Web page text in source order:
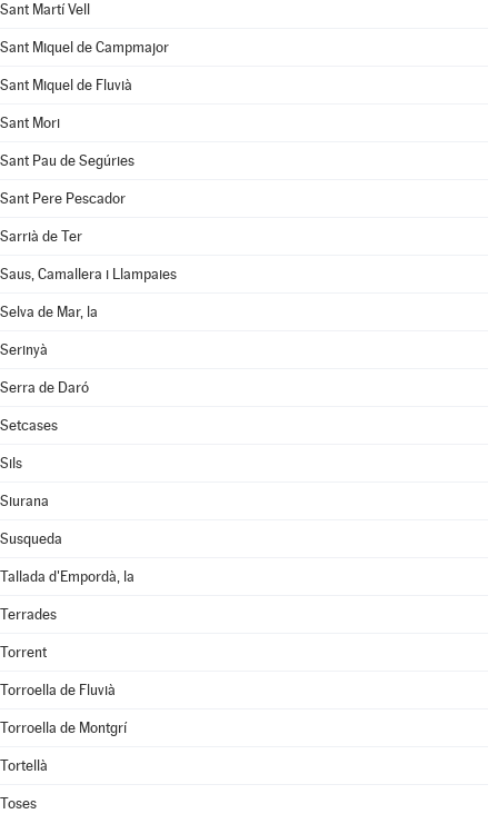
Sant Martí Vell
Sant Miquel de Campmajor
Sant Miquel de Fluvià
Sant Mori
Sant Pau de Segúries
Sant Pere Pescador
Sarrià de Ter
Saus, Camallera i Llampaies
Selva de Mar, la
Serinyà
Serra de Daró
Setcases
Sils
Siurana
Susqueda
Tallada d'Empordà, la
Terrades
Torrent
Torroella de Fluvià
Torroella de Montgrí
Tortellà
Toses